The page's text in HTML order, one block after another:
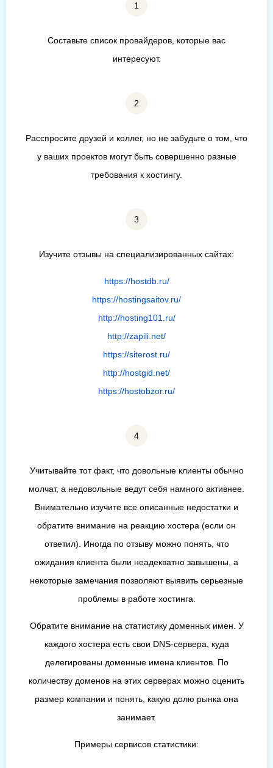
Составьте список провайдеров, которые вас
интересуют.
Расспросите друзей и коллег, но не забудьте о том, что
у ваших проектов могут быть совершенно разные
требования к хостингу.
Изучите отзывы на специализированных сайтах:
https://hostdb.ru/
https://hostingsaitov.ru/
http://hosting101.ru/
http://zapili.net/
https://siterost.ru/
http://hostgid.net/
https://hostobzor.ru/
Учитывайте тот факт, что довольные клиенты обычно
молчат, а недовольные ведут себя намного активнее.
Внимательно изучите все описанные недостатки и
обратите внимание на реакцию хостера (если он
ответил). Иногда по отзыву можно понять, что
ожидания клиента были неадекватно завышены, а
некоторые замечания позволяют выявить серьезные
проблемы в работе хостинга.
Обратите внимание на статистику доменных имен. У
каждого хостера есть свои DNS-сервера, куда
делегированы доменные имена клиентов. По
количеству доменов на этих серверах можно оценить
размер компании и понять, какую долю рынка она
занимает.
Примеры сервисов статистики: